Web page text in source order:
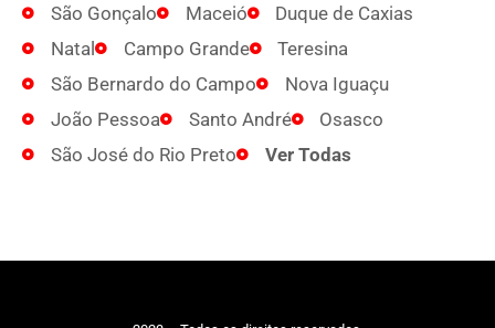
São Gonçalo
Maceió
Duque de Caxias
Natal
Campo Grande
Teresina
São Bernardo do Campo
Nova Iguaçu
João Pessoa
Santo André
Osasco
São José do Rio Preto
Ver Todas